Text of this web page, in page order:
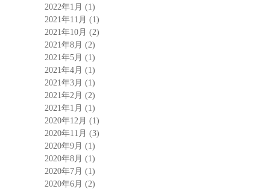
2022年1月 (1)
2021年11月 (1)
2021年10月 (2)
2021年8月 (2)
2021年5月 (1)
2021年4月 (1)
2021年3月 (1)
2021年2月 (2)
2021年1月 (1)
2020年12月 (1)
2020年11月 (3)
2020年9月 (1)
2020年8月 (1)
2020年7月 (1)
2020年6月 (2)